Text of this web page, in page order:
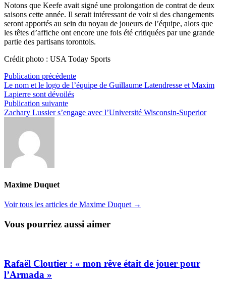
Notons que Keefe avait signé une prolongation de contrat de deux
saisons cette année. Il serait intéressant de voir si des changements
seront apportés au sein du noyau de joueurs de l’équipe, alors que
les têtes d’affiche ont encore une fois été critiquées par une grande
partie des partisans torontois.
Crédit photo : USA Today Sports
Navigation
de
l’article
Publication précédentePublication
précédente :
Le nom et le logo de l’équipe de Guillaume Latendresse et Maxim
Lapierre sont dévoilés
Publication suivantePublication
suivante :
Zachary Lussier s’engage avec l’Université Wisconsin-Superior
Maxime Duquet
Voir tous les articles de Maxime Duquet →
Vous pourriez aussi aimer
Rafaël Cloutier : « mon rêve était de jouer pour
l’Armada »